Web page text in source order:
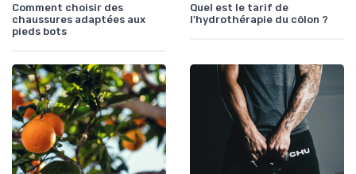
Comment choisir des
chaussures adaptées aux
pieds bots
Quel est le tarif de
l'hydrothérapie du côlon ?